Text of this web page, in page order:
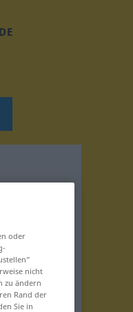
oder
nicht
zu ändern
Rand der
Sie in